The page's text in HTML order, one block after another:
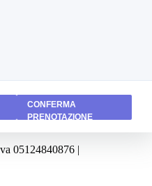
CONFERMA
PRENOTAZIONE
05124840876 |